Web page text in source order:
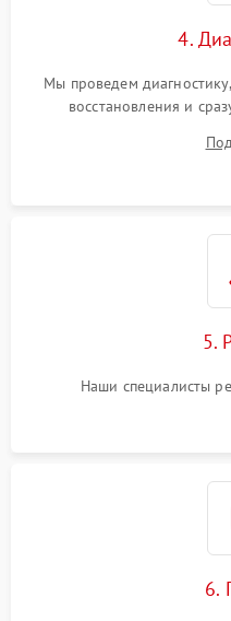
4.
Мы проведем
восстановления и
5.
Наши специалисты
6.